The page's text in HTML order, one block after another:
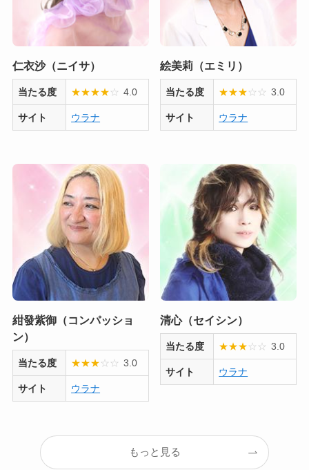
仁衣沙（ニイサ）
当たる度 ★★★★☆ 4.0
サイト ウラナ
絵美莉（エミリ）
当たる度 ★★★☆ ☆ 3.0
サイト ウラナ
紺發紫御（コンパッショ
ン）
当たる度 ★★★☆ ☆ 3.0
サイト ウラナ
清心（セイシン）
当たる度 ★★★☆ ☆ 3.0
サイト ウラナ
もっと見る